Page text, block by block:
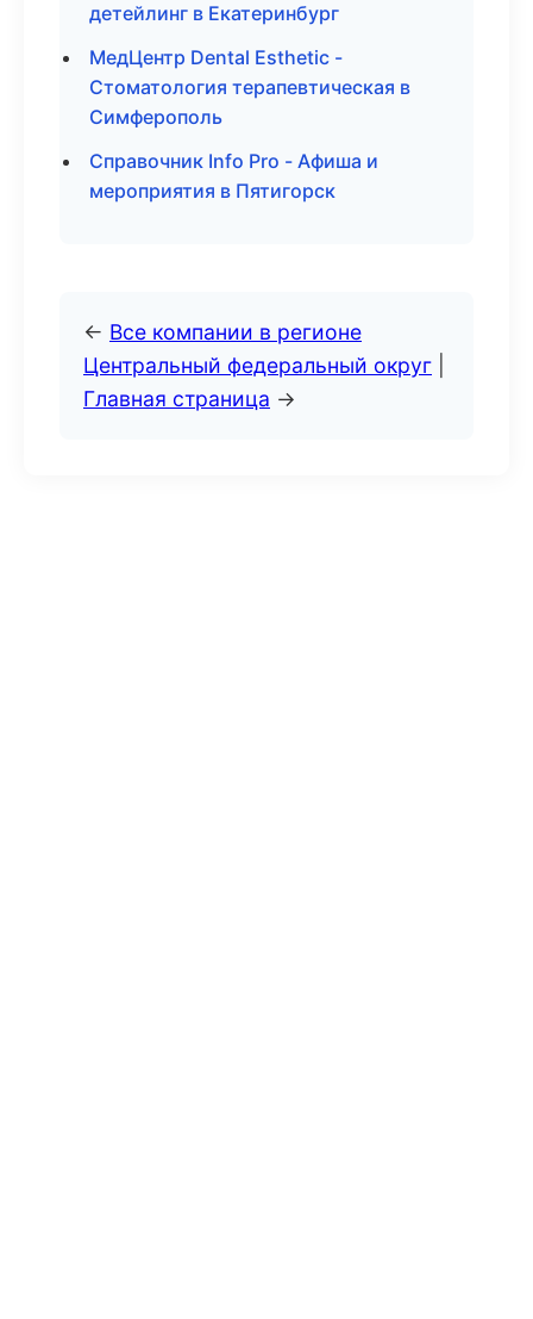
детейлинг в Екатеринбург
МедЦентр Dental Esthetic -
Стоматология терапевтическая в
Симферополь
Справочник Info Pro - Афиша и
мероприятия в Пятигорск
← Все компании в регионе
Центральный федеральный округ
Главная страница →